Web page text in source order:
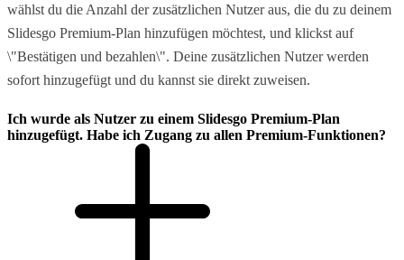
wählst du die Anzahl der zusätzlichen Nutzer aus, die du zu deinem
Slidesgo Premium-Plan hinzufügen möchtest, und klickst auf
\"Bestätigen und bezahlen\". Deine zusätzlichen Nutzer werden
sofort hinzugefügt und du kannst sie direkt zuweisen.
Ich wurde als Nutzer zu einem Slidesgo Premium-Plan
hinzugefügt. Habe ich Zugang zu allen Premium-Funktionen?